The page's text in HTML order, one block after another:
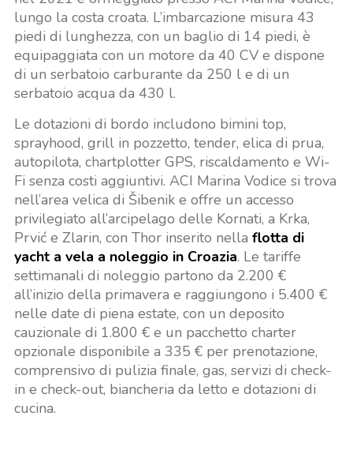
lungo la costa croata. L’imbarcazione misura 43
piedi di lunghezza, con un baglio di 14 piedi, è
equipaggiata con un motore da 40 CV e dispone
di un serbatoio carburante da 250 l e di un
serbatoio acqua da 430 l.
Le dotazioni di bordo includono bimini top,
sprayhood, grill in pozzetto, tender, elica di prua,
autopilota, chartplotter GPS, riscaldamento e Wi-
Fi senza costi aggiuntivi. ACI Marina Vodice si trova
nell’area velica di Šibenik e offre un accesso
privilegiato all’arcipelago delle Kornati, a Krka,
Prvić e Zlarin, con Thor inserito nella flotta di
yacht a vela a noleggio in Croazia. Le tariffe
settimanali di noleggio partono da 2.200 €
all’inizio della primavera e raggiungono i 5.400 €
nelle date di piena estate, con un deposito
cauzionale di 1.800 € e un pacchetto charter
opzionale disponibile a 335 € per prenotazione,
comprensivo di pulizia finale, gas, servizi di check-
in e check-out, biancheria da letto e dotazioni di
cucina.